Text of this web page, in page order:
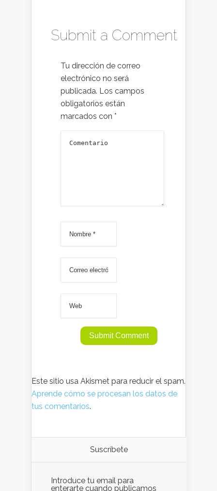
Submit a Comment
Tu dirección de correo
electrónico no será
publicada. Los campos
obligatorios están
marcados con *
Este sitio usa Akismet para reducir el spam.
Aprende cómo se procesan los datos de
tus comentarios.
Suscríbete
Introduce tu email para
enterarte cuando publicamos